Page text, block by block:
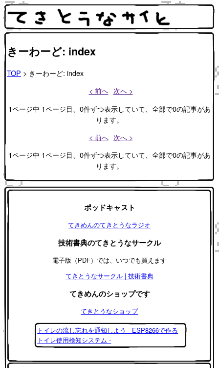
きーわーど: index
TOP > きーわーど: index
< 前へ 次へ >
1ページ中 1ページ目、0件ずつ表示していて、全部で0の記事があ
ります。
< 前へ 次へ >
1ページ中 1ページ目、0件ずつ表示していて、全部で0の記事があ
ります。
ポッドキャスト
てきめんのてきとうなラジオ
技術書典のてきとうなサークル
電子版（PDF）では、いつでも買えます
てきとうなサークル | 技術書典
てきめんのショップです
てきとうなショップ
トイレの流し忘れを通知しよう - ESP8266で作る
トイレ使用検知システム -